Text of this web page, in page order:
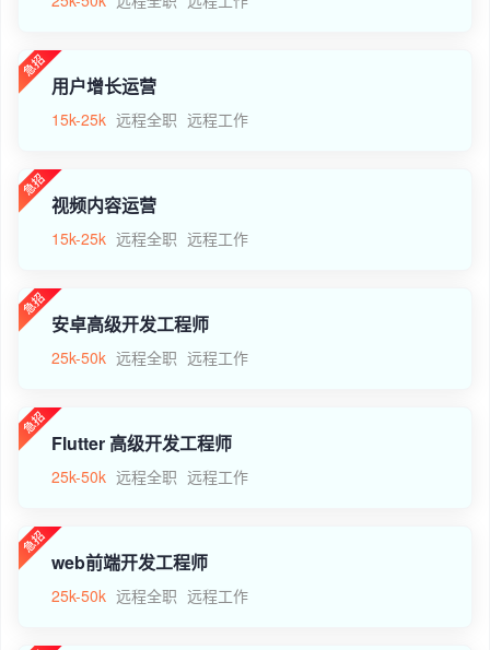
用户增长运营
15k-25k 远程全职 远程工作
视频内容运营
15k-25k 远程全职 远程工作
安卓高级开发工程师
25k-50k 远程全职 远程工作
Flutter 高级开发工程师
25k-50k 远程全职 远程工作
web前端开发工程师
25k-50k 远程全职 远程工作